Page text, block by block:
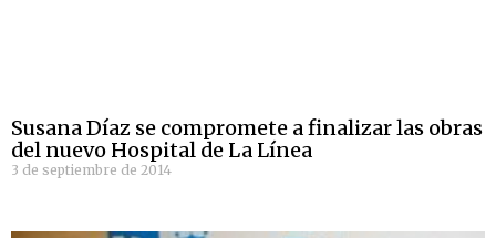
Susana Díaz se compromete a finalizar las obras
del nuevo Hospital de La Línea
3 de septiembre de 2014